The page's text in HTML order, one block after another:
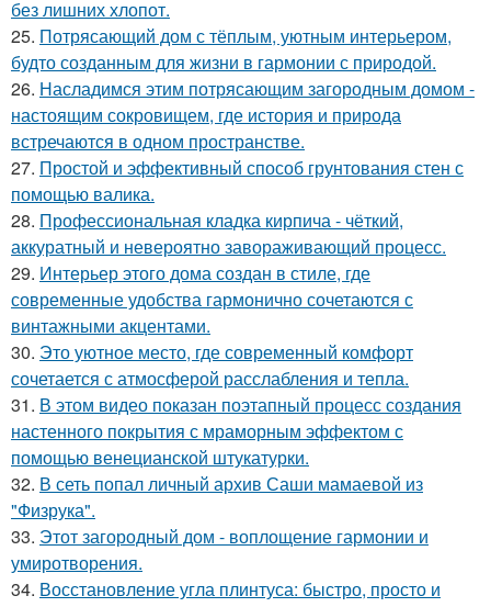
без лишних хлопот.
25. Потрясающий дом с тёплым, уютным интерьером,
будто созданным для жизни в гармонии с природой.
26. Насладимся этим потрясающим загородным домом -
настоящим сокровищем, где история и природа
встречаются в одном пространстве.
27. Простой и эффективный способ грунтования стен с
помощью валика.
28. Профессиональная кладка кирпича - чёткий,
аккуратный и невероятно завораживающий процесс.
29. Интерьер этого дома создан в стиле, где
современные удобства гармонично сочетаются с
винтажными акцентами.
30. Это уютное место, где современный комфорт
сочетается с атмосферой расслабления и тепла.
31. В этом видео показан поэтапный процесс создания
настенного покрытия с мраморным эффектом с
помощью венецианской штукатурки.
32. В сеть попал личный архив Саши мамаевой из
"Физрука".
33. Этот загородный дом - воплощение гармонии и
умиротворения.
34. Восстановление угла плинтуса: быстро, просто и